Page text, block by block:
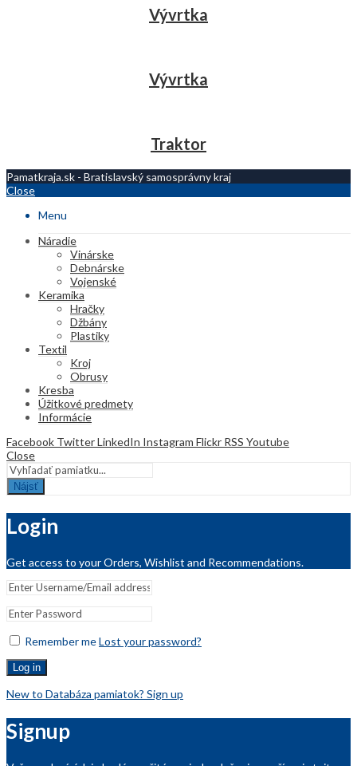
Vývrtka
Vývrtka
Traktor
Pamatkraja.sk - Bratislavský samosprávny kraj
Close
Menu
Náradie
Vinárske
Debnárske
Vojenské
Keramika
Hračky
Džbány
Plastiky
Textil
Kroj
Obrusy
Kresba
Úžitkové predmety
Informácie
Facebook TwitterLinkedIn Instagram Flickr RSS Youtube
Close
Nájsť
Login
Get access to your Orders, Wishlist and Recommendations.
Remember meLost your password?
Log in
New to Databáza pamiatok? Sign up
Signup